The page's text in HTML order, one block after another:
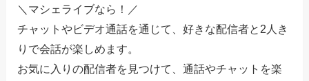
＼マシェライブなら！／
チャットやビデオ通話を通じて、好きな配信者と2人き
りで会話が楽しめます。
お気に入りの配信者を見つけて、通話やチャットを楽